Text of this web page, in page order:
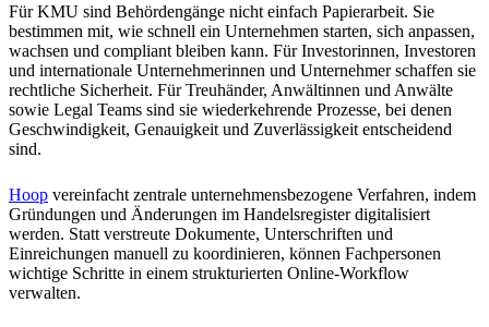
Für KMU sind Behördengänge nicht einfach Papierarbeit. Sie
bestimmen mit, wie schnell ein Unternehmen starten, sich anpassen,
wachsen und compliant bleiben kann. Für Investorinnen, Investoren
und internationale Unternehmerinnen und Unternehmer schaffen sie
rechtliche Sicherheit. Für Treuhänder, Anwältinnen und Anwälte
sowie Legal Teams sind sie wiederkehrende Prozesse, bei denen
Geschwindigkeit, Genauigkeit und Zuverlässigkeit entscheidend
sind.
Hoop vereinfacht zentrale unternehmensbezogene Verfahren, indem
Gründungen und Änderungen im Handelsregister digitalisiert
werden. Statt verstreute Dokumente, Unterschriften und
Einreichungen manuell zu koordinieren, können Fachpersonen
wichtige Schritte in einem strukturierten Online-Workflow
verwalten.